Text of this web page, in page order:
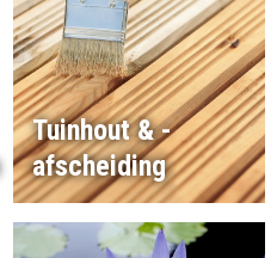
Tuinhout & -
afscheiding